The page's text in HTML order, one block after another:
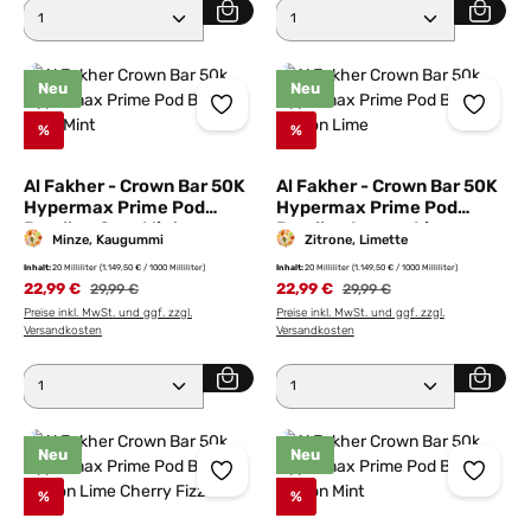
Produkt Anzahl: Gib den gewünschten Wert ein
Produkt Anzahl: Gib den
Neu
%
Al Fakher - Crown Bar 50K
Hypermax Prime Pod
Bundle - Gum Mint
Minze, Kaugummi
Inhalt:20 Milliliter (1.149,50 € / 1000 Milliliter)
22,99 € Regulärer Preis:
29,99 €
Preise inkl. MwSt. und ggf. zzgl.
Versandkosten
Produkt Anzahl: Gib den gewünschten Wert ein
Neu
%
Al Fakher - Crown Bar 50K
Hypermax Prime Pod
Bundle - Lemon Lime
Zitrone, Limette
Inhalt:20 Milliliter (1.149,50 € / 1000 Milliliter)
22,99 € Regulärer Preis:
29,99 €
Preise inkl. MwSt. und ggf. zzgl.
Versandkosten
Produkt Anzahl: Gib den
Neu
%
Neu
%